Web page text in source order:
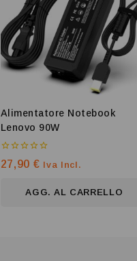
Alimentatore Notebook
Lenovo 90W
0
su
27,90 € Iva Incl.
AGG. AL CARRELLO